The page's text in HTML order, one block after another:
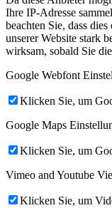
Ihre IP-Adresse
beachten Sie, dass
unserer Website stark
wirksam, sobald Sie
Google Webfont
Klicken Sie, um
Google Maps
Klicken Sie, um
Vimeo and Youtube
Klicken Sie, um